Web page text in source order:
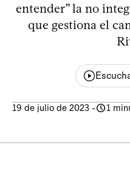
entender” la no
que gestiona el
19 de julio de 2023 - 1